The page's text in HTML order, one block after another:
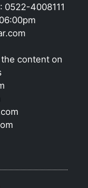
0522-4008111
content on